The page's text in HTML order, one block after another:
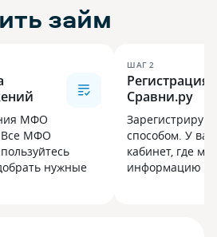
займ
МФО
Все МФО
нужные
ШАГ 2
Регистрация
Сравни.ру
способом. У
кабинет, где
информацию и